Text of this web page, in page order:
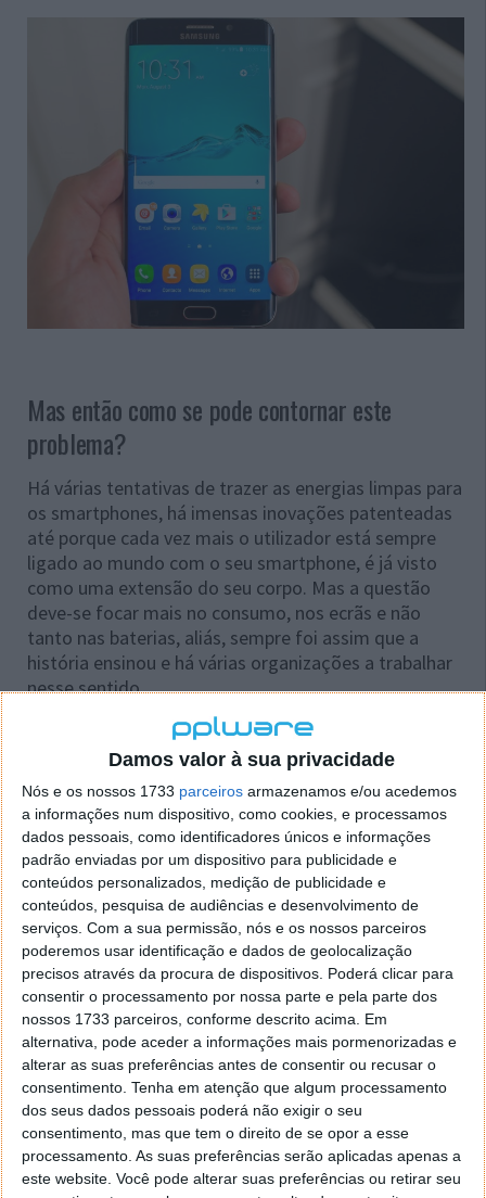
Damos valor à sua privacidade
Nós e os nossos 1733 parceiros armazenamos e/ou acedemos
a informações num dispositivo, como cookies, e processamos
dados pessoais, como identificadores únicos e informações
padrão enviadas por um dispositivo para publicidade e
conteúdos personalizados, medição de publicidade e
conteúdos, pesquisa de audiências e desenvolvimento de
serviços. Com a sua permissão, nós e os nossos parceiros
poderemos usar identificação e dados de geolocalização
precisos através da procura de dispositivos. Poderá clicar para
consentir o processamento por nossa parte e pela parte dos
nossos 1733 parceiros, conforme descrito acima. Em
alternativa, pode aceder a informações mais pormenorizadas e
alterar as suas preferências antes de consentir ou recusar o
consentimento. Tenha em atenção que algum processamento
dos seus dados pessoais poderá não exigir o seu
consentimento, mas que tem o direito de se opor a esse
processamento. As suas preferências serão aplicadas apenas a
este website. Você pode alterar suas preferências ou retirar seu
Mas então como se pode contornar este
problema?
Há várias tentativas de trazer as energias limpas para
os smartphones, há imensas inovações patenteadas
até porque cada vez mais o utilizador está sempre
ligado ao mundo com o seu smartphone, é já visto
como uma extensão do seu corpo. Mas a questão
deve-se focar mais no consumo, nos ecrãs e não
tanto nas baterias, aliás, sempre foi assim que a
história ensinou e há várias organizações a trabalhar
nesse sentido.
Uma dessas organizações - conhecida como Bodle
Technologies - desenvolveu oMaterial com
Alteração de Fase
"GST"
que poderá resolver o
problema dos ecrãs da mesma forma como a
Amazon revolucionou o seu tablet Kindle com a
tecnologia E-Ink, que permitiu uma vida útil imensa,
quase recorde, ao seu e-reader.
Claro que deve estar a pensar "pois mas é colossal a
diferença dos fantásticos ecrãs coloridos e
brilhantes dos smartphones para os monocromáticos
e sombrios do Kindle". Sim, isso é verdade, mas a
tecnologia E-Ink foi desenvolvida apenas para
mostrar imagens monocromáticas óptimas para a
leitura, nunca para ver um vídeo no YouTube.
Mas então é aqui que está a vantagem da tecnologia
doMaterial com Alteração de Fase(GST). Este
material tem a capacidade para se transformar numa